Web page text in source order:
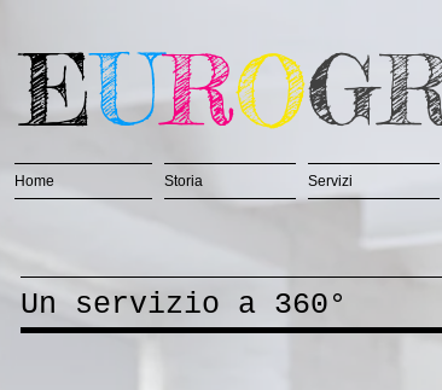
EURO
Home Storia Servizi
Un servizio a 360°